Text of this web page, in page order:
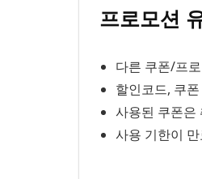
프로모션
다른 쿠폰/프
할인코드, 쿠
사용된 쿠폰은
사용 기한이